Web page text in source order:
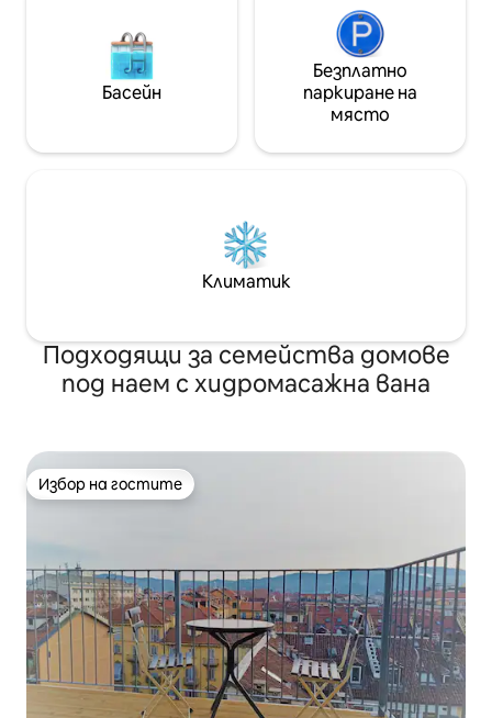
Басейн
Безплатно
паркиране на
място
Климатик
Подходящи за семейства домове
под наем с хидромасажна вана
Избор на гостите
Избор на гостите